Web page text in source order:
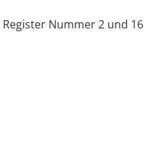
Nummer 2 und 16